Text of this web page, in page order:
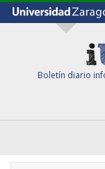
Boletín diario